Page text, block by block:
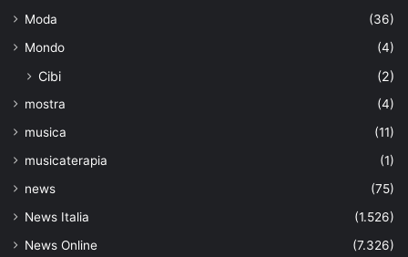
Moda
(36)
Mondo
(4)
Cibi (2)
mostra
(4)
musica
(11)
musicaterapia
(1)
news
(75)
News Italia
(1.526)
News Online
(7.326)